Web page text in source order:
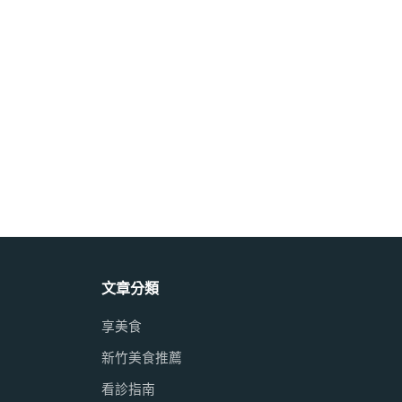
文章分類
享美食
新竹美食推薦
看診指南